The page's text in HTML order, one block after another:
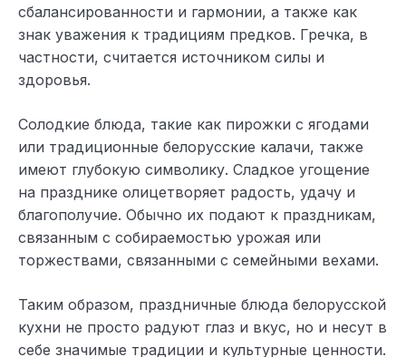
сбалансированности и гармонии, а также как
знак уважения к традициям предков. Гречка, в
частности, считается источником силы и
здоровья.
Солодкие блюда, такие как пирожки с ягодами
или традиционные белорусские калачи, также
имеют глубокую символику. Сладкое угощение
на празднике олицетворяет радость, удачу и
благополучие. Обычно их подают к праздникам,
связанным с собираемостью урожая или
торжествами, связанными с семейными вехами.
Таким образом, праздничные блюда белорусской
кухни не просто радуют глаз и вкус, но и несут в
себе значимые традиции и культурные ценности.